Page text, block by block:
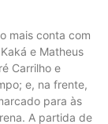
mais conta com
e Matheus
Carrilho e
e, na frente,
para às
A partida de